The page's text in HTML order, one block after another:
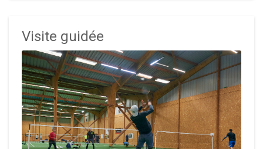
Visite guidée
Le badminton